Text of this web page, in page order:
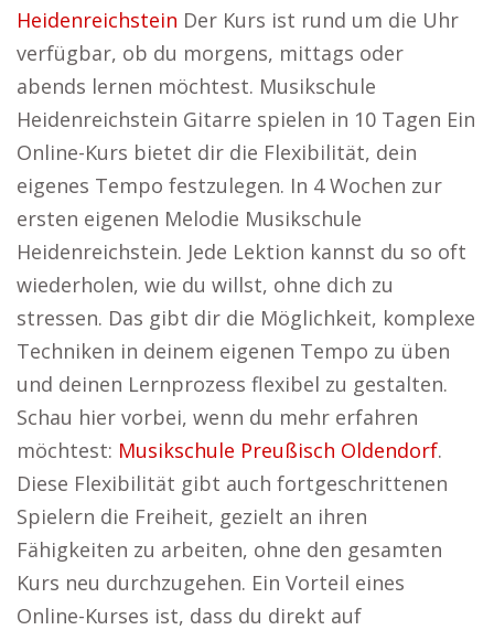
Heidenreichstein Der Kurs ist rund um die Uhr
verfügbar, ob du morgens, mittags oder
abends lernen möchtest. Musikschule
Heidenreichstein Gitarre spielen in 10 Tagen Ein
Online-Kurs bietet dir die Flexibilität, dein
eigenes Tempo festzulegen. In 4 Wochen zur
ersten eigenen Melodie Musikschule
Heidenreichstein. Jede Lektion kannst du so oft
wiederholen, wie du willst, ohne dich zu
stressen. Das gibt dir die Möglichkeit, komplexe
Techniken in deinem eigenen Tempo zu üben
und deinen Lernprozess flexibel zu gestalten.
Schau hier vorbei, wenn du mehr erfahren
möchtest: Musikschule Preußisch Oldendorf.
Diese Flexibilität gibt auch fortgeschrittenen
Spielern die Freiheit, gezielt an ihren
Fähigkeiten zu arbeiten, ohne den gesamten
Kurs neu durchzugehen. Ein Vorteil eines
Online-Kurses ist, dass du direkt auf